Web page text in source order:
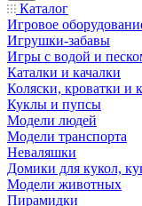
Каталог
Игровое
Игрушки-забавы
Игры с водой и
Каталки и качалки
Коляски, кроватки и
Куклы и пупсы
Модели людей
Модели транспорта
Неваляшки
Домики для кукол,
Модели животных
Пирамидки